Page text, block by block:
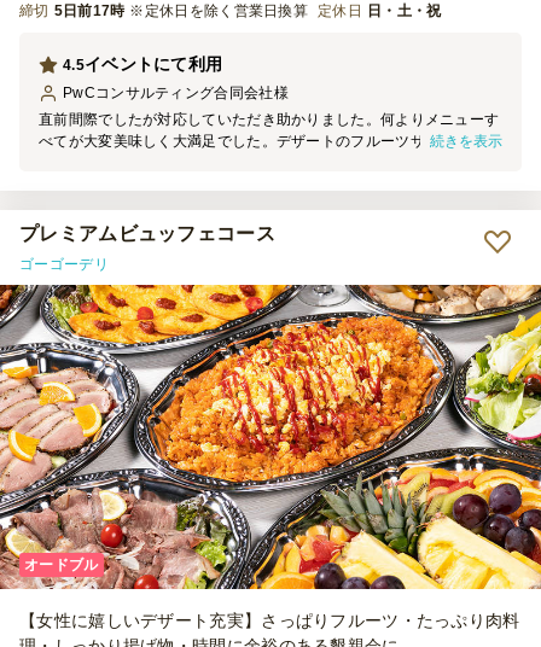
締切 5日前17時 ※定休日を除く営業日換算 定休日 日・土・祝
イベントにて利用
4.5
PwCコンサルティング合同会社様
直前間際でしたが対応していただき助かりました。何よりメニューす
べてが大変美味しく大満足でした。デザートのフルーツサンドや肉寿
続きを表示
プレミアムビュッフェコース
ゴーゴーデリ
オードブル
【女性に嬉しいデザート充実】さっぱりフルーツ・たっぷり肉料